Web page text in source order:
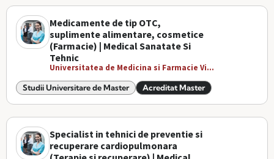
Medicamente de tip OTC,
suplimente alimentare, cosmetice
(Farmacie) | Medical Sanatate Si
Tehnic
Universitatea de Medicina si Farmacie Vi...
Studii Universitare de Master Acreditat Master
Specialist in tehnici de preventie si
recuperare cardiopulmonara